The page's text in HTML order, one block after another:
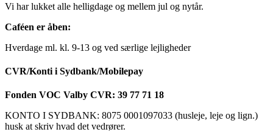
Vi har lukket alle helligdage og mellem jul og nytår.
Caféen er åben:
Hverdage ml. kl. 9-13 og ved særlige lejligheder
CVR/Konti i Sydbank/Mobilepay
Fonden VOC Valby CVR: 39 77 71 18
KONTO I SYDBANK: 8075 0001097033 (husleje, leje og lign.)
husk at skriv hvad det vedrører.